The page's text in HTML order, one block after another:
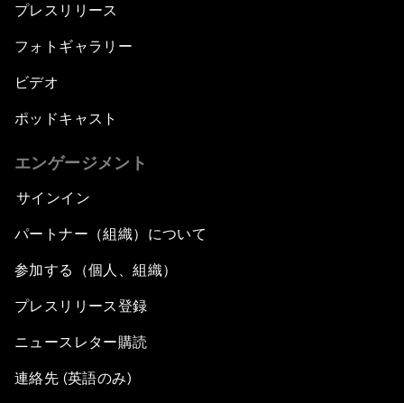
プレスリリース
フォトギャラリー
ビデオ
ポッドキャスト
エンゲージメント
サインイン
パートナー（組織）について
参加する（個人、組織）
プレスリリース登録
ニュースレター購読
連絡先 (英語のみ)